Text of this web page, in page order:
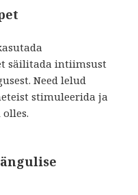
säilitada intiimsust
Need lelud
stimuleerida ja